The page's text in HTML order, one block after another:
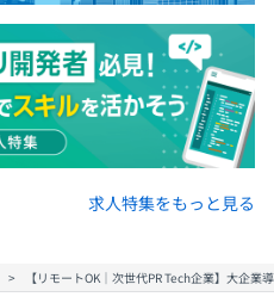
求人特集をもっと見る
【リモートOK｜次世代PR Tech企業】大企